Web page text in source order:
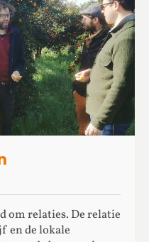
om relaties. De relatie
en de lokale